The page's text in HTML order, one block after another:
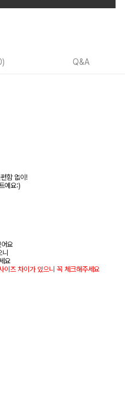
) Q&A
함 없이!
예요:)
요
요
이즈 차이가 있으니 꼭 체크해주세요